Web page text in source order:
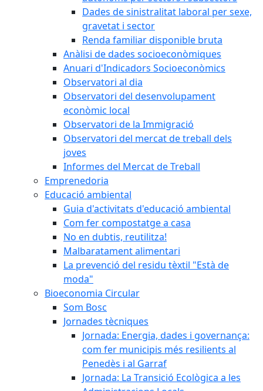
Dades de sinistralitat laboral per sexe,
gravetat i sector
Renda familiar disponible bruta
Anàlisi de dades socioeconòmiques
Anuari d'Indicadors Socioeconòmics
Observatori al dia
Observatori del desenvolupament
econòmic local
Observatori de la Immigració
Observatori del mercat de treball dels
joves
Informes del Mercat de Treball
Emprenedoria
Educació ambiental
Guia d'activitats d'educació ambiental
Com fer compostatge a casa
No en dubtis, reutilitza!
Malbaratament alimentari
La prevenció del residu tèxtil "Està de
moda"
Bioeconomia Circular
Som Bosc
Jornades tècniques
Jornada: Energia, dades i governança:
com fer municipis més resilients al
Penedès i al Garraf
Jornada: La Transició Ecològica a les